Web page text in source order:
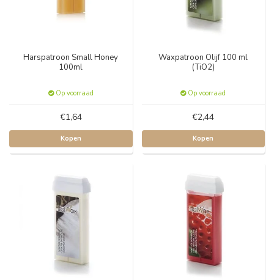
Harspatroon Small Honey
100ml
Op voorraad
€1,64
Kopen
Waxpatroon Olijf 100 ml
(TiO2)
Op voorraad
€2,44
Kopen